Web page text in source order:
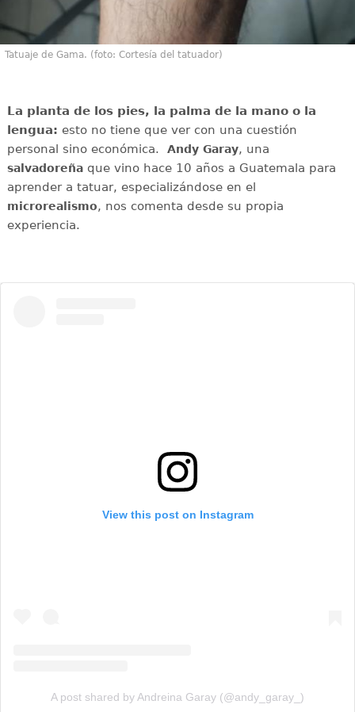
Tatuaje de Gama. (foto: Cortesía del tatuador)
La planta de los pies, la palma de la mano o la
lengua: esto no tiene que ver con una cuestión
personal sino económica. Andy Garay, una
salvadoreñaque vino hace 10 años a Guatemala para
aprender a tatuar, especializándose en el
microrealismo, nos comenta desde su propia
experiencia.
View this post on Instagram
A post shared by Andreina Garay (@andy_garay_)